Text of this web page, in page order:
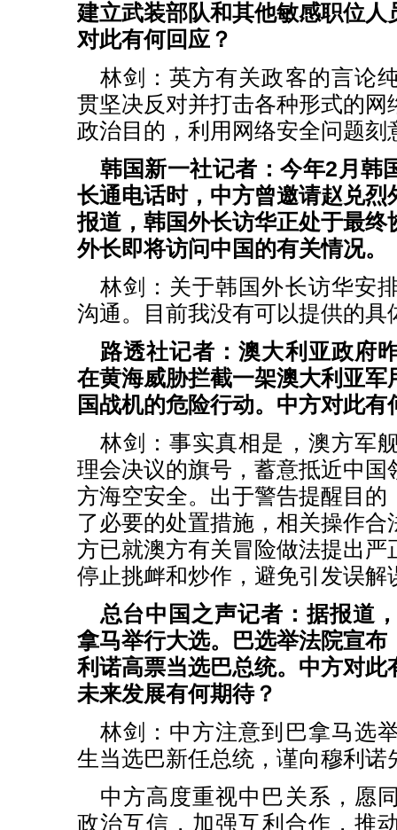
建立武装部队和其他敏感职位人
对此有何回应？
林剑：英方有关政客的言论
贯坚决反对并打击各种形式的网
政治目的，利用网络安全问题刻
韩国新一社记者：今年2月韩
长通电话时，中方曾邀请赵兑烈
报道，韩国外长访华正处于最终
外长即将访问中国的有关情况。
林剑：关于韩国外长访华安
沟通。目前我没有可以提供的具
路透社记者：澳大利亚政府
在黄海威胁拦截一架澳大利亚军
国战机的危险行动。中方对此有
林剑：事实真相是，澳方军
理会决议的旗号，蓄意抵近中国
方海空安全。出于警告提醒目的
了必要的处置措施，相关操作
方已就澳方有关冒险做法提出严
停止挑衅和炒作，避免引发误解
总台中国之声记者：据报道
拿马举行大选。巴选举法院宣布
利诺高票当选巴总统。中方对此
未来发展有何期待？
林剑：中方注意到巴拿马选
生当选巴新任总统，谨向穆利诺
中方高度重视中巴关系，愿
政治互信，加强互利合作，推